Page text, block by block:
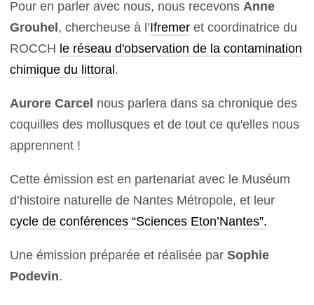
Pour en parler avec nous, nous recevonsAnne
Grouhel , chercheuse à l’Ifremer et coordinatrice du
ROCCH le réseau d'observation de la contamination
chimique du littoral .
Aurore Carcel nous parlera dans sa chronique des
coquilles des mollusques et de tout ce qu'elles nous
apprennent !
Cette émission est en partenariat avec le Muséum
d’histoire naturelle de Nantes Métropole, et leur
cycle de conférences “Sciences Eton’Nantes”.
Une émission préparée et réalisée parSophie
Podevin.